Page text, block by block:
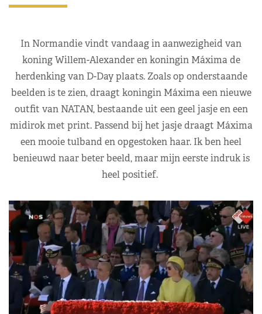
In Normandie vindt vandaag in aanwezigheid van
koning Willem-Alexander en koningin Máxima de
herdenking van D-Day plaats. Zoals op onderstaande
beelden is te zien, draagt koningin Máxima een nieuwe
outfit van NATAN, bestaande uit een geel jasje en een
midirok met print. Passend bij het jasje draagt Máxima
een mooie tulband en opgestoken haar. Ik ben heel
benieuwd naar beter beeld, maar mijn eerste indruk is
heel positief.